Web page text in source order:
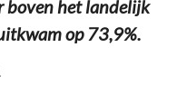
boven het landelijk
op 73,9%.